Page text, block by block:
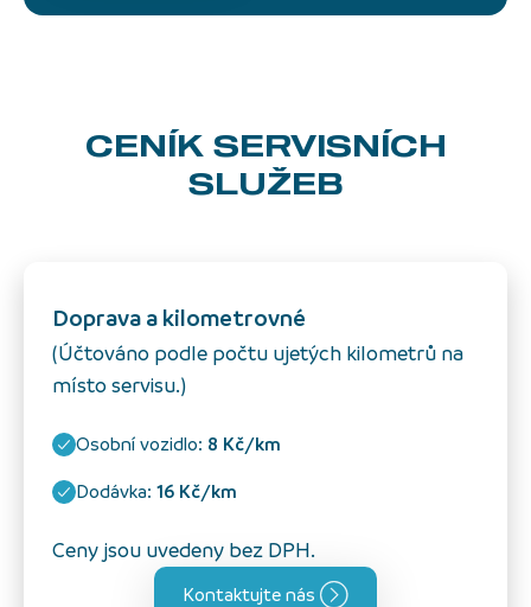
CENÍK SERVISNÍCH
SLUŽEB
Doprava a kilometrovné
(Účtováno podle počtu ujetých kilometrů na
místo servisu.)
Osobní vozidlo: 8 Kč/km
Dodávka: 16 Kč/km
Ceny jsou uvedeny bez DPH.
Kontaktujte nás